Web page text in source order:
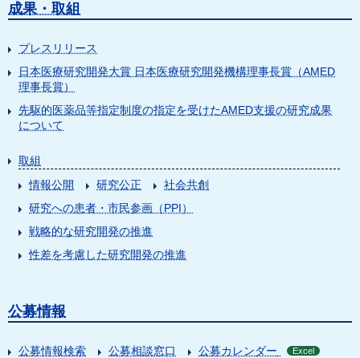
成果・取組
プレスリリース
日本医療研究開発大賞 日本医療研究開発機構理事長賞（AMED
理事長賞）
先駆的医薬品等指定制度の指定を受けたAMED支援の研究成果
について
取組
情報公開
研究公正
社会共創
研究への患者・市民参画（PPI）
戦略的な研究開発の推進
性差を考慮した研究開発の推進
公募情報
公募情報検索 公募相談窓口 公募カレンダー Excel